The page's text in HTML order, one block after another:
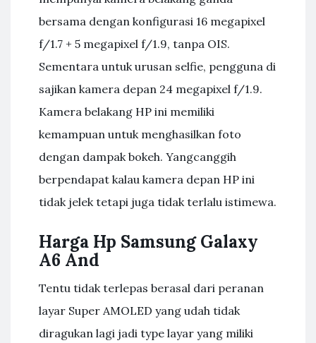
bersama dengan konfigurasi 16 megapixel
f/1.7 + 5 megapixel f/1.9, tanpa OIS.
Sementara untuk urusan selfie, pengguna di
sajikan kamera depan 24 megapixel f/1.9.
Kamera belakang HP ini memiliki
kemampuan untuk menghasilkan foto
dengan dampak bokeh. Yangcanggih
berpendapat kalau kamera depan HP ini
tidak jelek tetapi juga tidak terlalu istimewa.
Harga Hp Samsung Galaxy
A6 And
Tentu tidak terlepas berasal dari peranan
layar Super AMOLED yang udah tidak
diragukan lagi jadi type layar yang miliki